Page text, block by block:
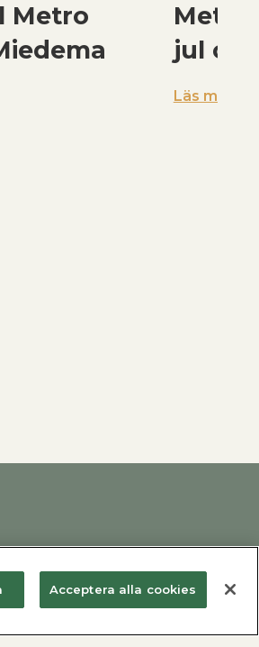
Metro
Metro
jul
Läs mer
Acceptera alla cookies